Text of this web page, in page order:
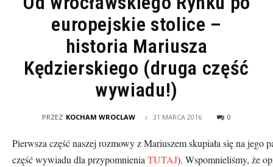
europejskie stolice –
historia Mariusza
Kędzierskiego (druga część
wywiadu!)
PRZEZ KOCHAM WROCLAW 31 MARCA 2016 0
Pierwsza część naszej rozmowy z Mariuszem skupiała się na jego
część wywiadu dla przypomnieniaTUTAJ). Wspomnieliśmy, że